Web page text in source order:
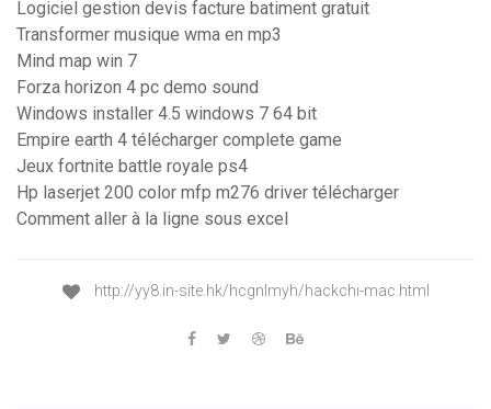
Logiciel gestion devis facture batiment gratuit
Transformer musique wma en mp3
Mind map win 7
Forza horizon 4 pc demo sound
Windows installer 4.5 windows 7 64 bit
Empire earth 4 télécharger complete game
Jeux fortnite battle royale ps4
Hp laserjet 200 color mfp m276 driver télécharger
Comment aller à la ligne sous excel
http://yy8.in-site.hk/hcgnlmyh/hackchi-mac.html